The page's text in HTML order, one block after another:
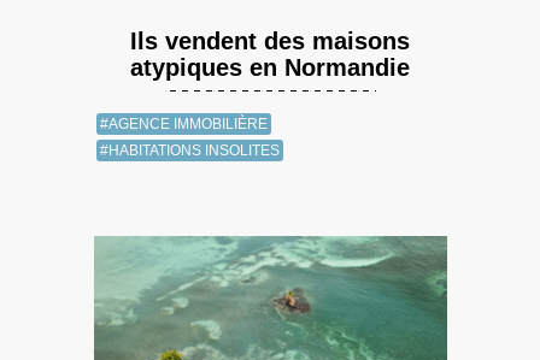
Ils vendent des maisons
atypiques en Normandie
#AGENCE IMMOBILIÈRE
#HABITATIONS INSOLITES